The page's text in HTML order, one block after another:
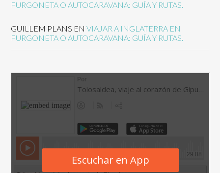
FURGONETA O AUTOCARAVANA: GUÍA Y RUTAS.
GUILLEM PLANS ENVIAJAR A INGLATERRA EN
FURGONETA O AUTOCARAVANA: GUÍA Y RUTAS.